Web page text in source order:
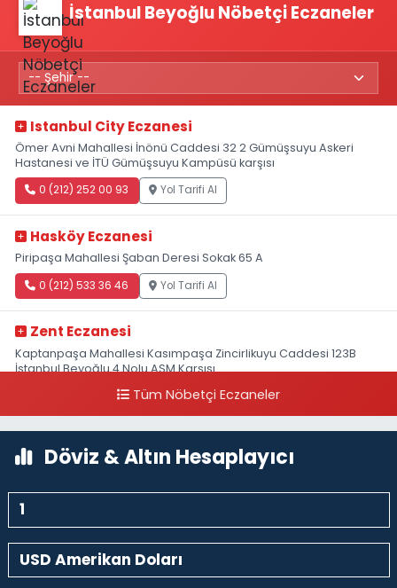
İstanbul Beyoğlu Nöbetçi Eczaneler
Istanbul City Eczanesi
Ömer Avni Mahallesi İnönü Caddesi 32 2 Gümüşsuyu Askeri
Hastanesi ve İTÜ Gümüşsuyu Kampüsü karşısı
0 (212) 252 00 93 Yol Tarifi Al
Hasköy Eczanesi
Piripaşa Mahallesi Şaban Deresi Sokak 65 A
0 (212) 533 36 46 Yol Tarifi Al
Zent Eczanesi
Kaptanpaşa Mahallesi Kasımpaşa Zincirlikuyu Caddesi 123B
İstanbul Beyoğlu 4 Nolu ASM Karşısı
0 (212) 297 96 92 Yol Tarifi Al
Tüm Nöbetçi Eczaneler
Döviz & Altın Hesaplayıcı